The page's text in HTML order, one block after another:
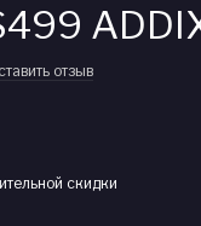
отзыв
скидки